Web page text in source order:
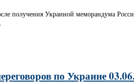
получения Украиной меморандума
по Украине